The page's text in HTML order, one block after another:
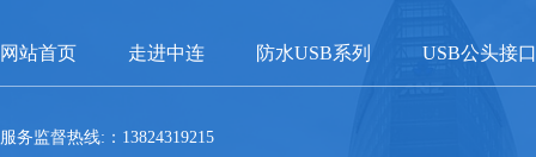
网站首页 走进中连 防水USB系列 USB公头接口
服务监督热线:：13824319215